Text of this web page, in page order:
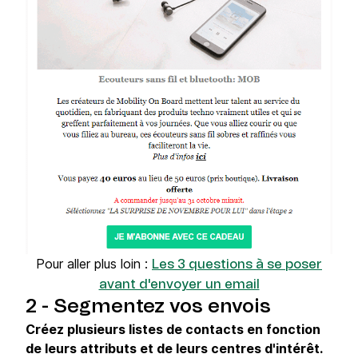
Pour aller plus loin : Les 3 questions à se poser
avant d'envoyer un email
2 - Segmentez vos envois
Créez plusieurs listes de contacts en fonction
de leurs attributs et de leurs centres d'intérêt.